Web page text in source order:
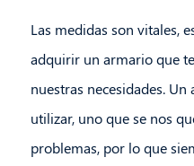
Las medidas son vitales,
adquirir un armario que
nuestras necesidades.
utilizar, uno que se nos
problemas, por lo que